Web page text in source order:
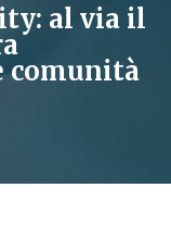
al via il
comunità